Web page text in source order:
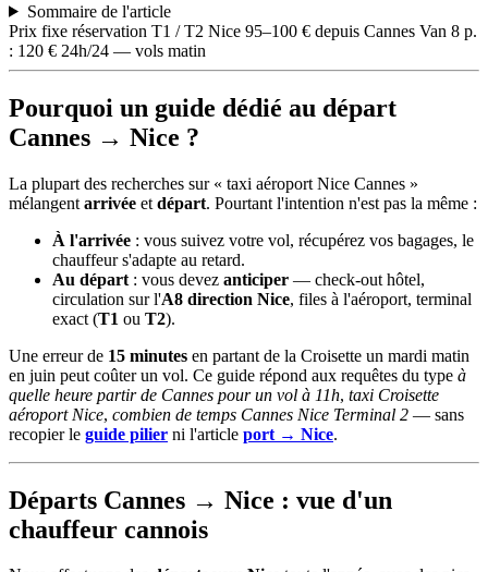
Sommaire de l'article
Prix fixe réservation T1 / T2 Nice 95–100 € depuis Cannes Van 8 p.
: 120 € 24h/24 — vols matin
Pourquoi un guide dédié au départ
Cannes → Nice ?
La plupart des recherches sur « taxi aéroport Nice Cannes »
mélangent arrivée et départ. Pourtant l'intention n'est pas la même :
À l'arrivée : vous suivez votre vol, récupérez vos bagages, le
chauffeur s'adapte au retard.
Au départ : vous devez anticiper — check-out hôtel,
circulation sur l'A8 direction Nice, files à l'aéroport, terminal
exact (T1 ou T2).
Une erreur de 15 minutes en partant de la Croisette un mardi matin
en juin peut coûter un vol. Ce guide répond aux requêtes du type à
quelle heure partir de Cannes pour un vol à 11h, taxi Croisette
aéroport Nice, combien de temps Cannes Nice Terminal 2 — sans
recopier le guide pilier ni l'article port → Nice.
Départs Cannes → Nice : vue d'un
chauffeur cannois